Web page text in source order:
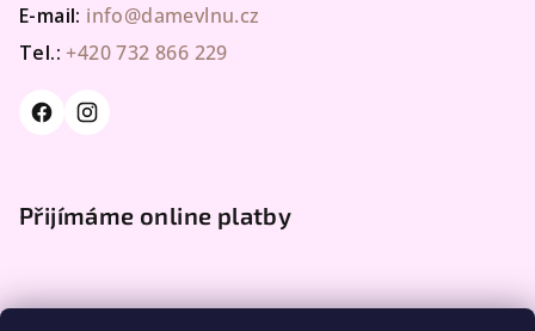
E-mail: info@damevlnu.cz
Tel.: +420 732 866 229
Přijímáme online platby